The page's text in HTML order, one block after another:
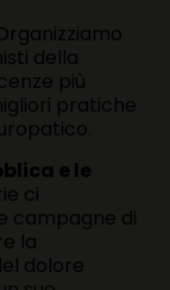
della
più
pratiche
e le
ci
campagne di
la
dolore